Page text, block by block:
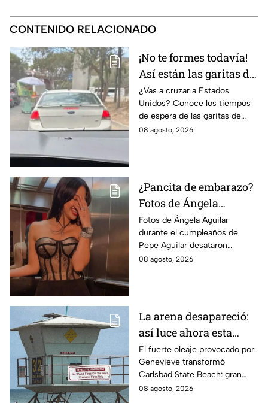
CONTENIDO RELACIONADO
¡No te formes todavía!
Así están las garitas de
Tijuana hoy sábado 8
de agosto
¿Vas a cruzar a Estados
Unidos? Conoce los tiempos
de espera de las garitas de
Tijuana este sábado 8 de
08 agosto, 2026
¿Pancita de embarazo?
Fotos de Ángela
Aguilar desatan
rumores en redes
sociales
Fotos de Ángela Aguilar
durante el cumpleaños de
Pepe Aguilar desataron
rumores sobre un posible
08 agosto, 2026
La arena desapareció:
así luce ahora esta
popular playa de
California tras los
efectos de Genevieve
El fuerte oleaje provocado por
Genevieve transformó
Carlsbad State Beach: gran
parte de la arena desapareció y
08 agosto, 2026